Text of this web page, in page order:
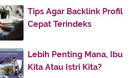
January(43)
Ketika Tiga Ulama Besar Melamar
Rabi’ah al-‘Adawiyah
Saat Putra Sayyidina Umar Diejek
Teman-temannya
Tips Agar Backlink Profil
Cepat Terindeks
Lebih Penting Mana, Ibu
Kita Atau Istri Kita?